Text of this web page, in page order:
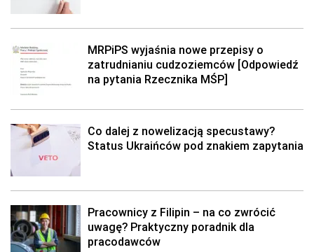
MRPiPS wyjaśnia nowe przepisy o
zatrudnianiu cudzoziemców [Odpowiedź
na pytania Rzecznika MŚP]
Co dalej z nowelizacją specustawy?
Status Ukraińców pod znakiem zapytania
Pracownicy z Filipin – na co zwrócić
uwagę? Praktyczny poradnik dla
pracodawców